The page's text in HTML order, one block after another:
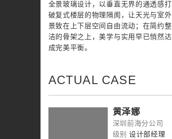
全景玻璃设计，以垂直无界的通透感打
破复式楼层的物理隔阂，让天光与室外
景致在上下层空间自由流动；在简约整
洁的骨架之上，美学与实用早已悄然达
成完美平衡。
ACTUAL CASE
黄泽娜
深圳前海分公司
级别 设计部经理